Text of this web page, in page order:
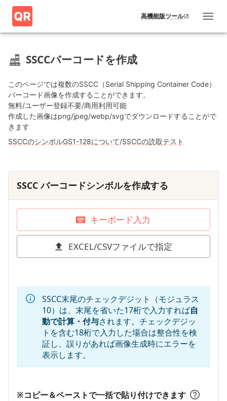
高機能版ツール
SSCCバーコードを作成
このページでは複数のSSCC（Serial Shipping Container Code）
バーコード画像を作成することができます。
無料/ユーザー登録不要/商用利用可能
作成した画像はpng/jpeg/webp/svgでダウンロードすることがで
きます
SSCCのシンボルGS1-128について/SSCCの読取テスト
SSCC バーコードシンボルを作成する
キーボード入力
EXCEL/CSVファイルで指定
SSCC末尾のチェックデジット（モジュラス
10）は、末尾を省いた17桁で入力すれば自
動で計算・付与されます。チェックデジッ
トを含む18桁で入力した場合は整合性を検
証し、誤りがあれば画像生成時にエラーを
表示します。
※コピー＆ペーストで一括で貼り付けできます